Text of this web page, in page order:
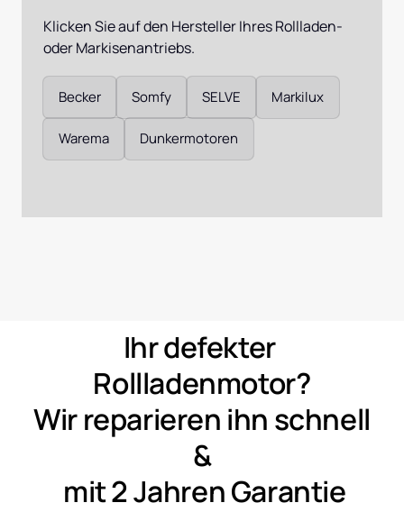
Klicken Sie auf den Hersteller Ihres Rollladen-
oder Markisenantriebs.
Becker Somfy SELVE Markilux
Warema Dunkermotoren
Ihr
defekter
Rollladenmotor?
Wir reparieren ihn
&
mit 2 Jahren Garantie